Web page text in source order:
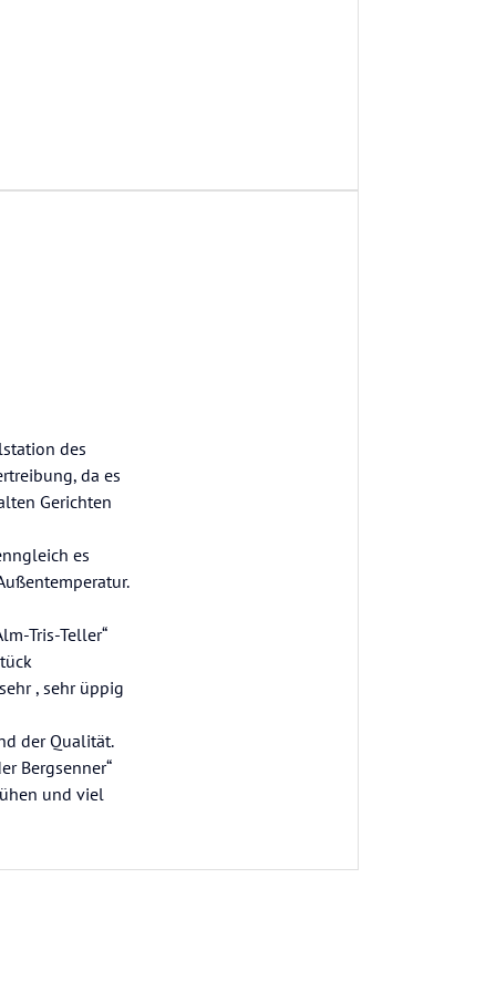
des
da es
Gerichten
es
Tris-Teller“
, sehr üppig
der Qualität.
Bergsenner“
und viel